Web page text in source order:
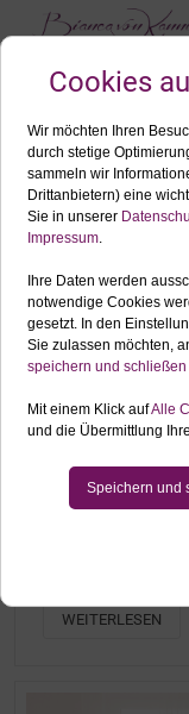
Personal Branding
WEITERLESEN